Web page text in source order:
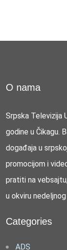
O nama
Srpska Televizija
godine u Čikagu.
događaja u
promocijom i
pratiti na
u okviru
Categories
ADS